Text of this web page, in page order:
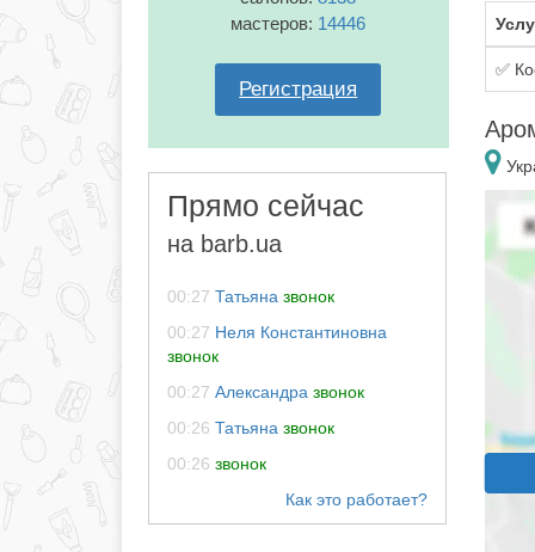
мастеров: 14446
Регистрация
Прямо сейчас
на barb.ua
00:27 Татьяна звонок
00:27 Неля Константиновна
звонок
00:27 Александра звонок
00:26 Татьяна звонок
00:26 звонок
✅